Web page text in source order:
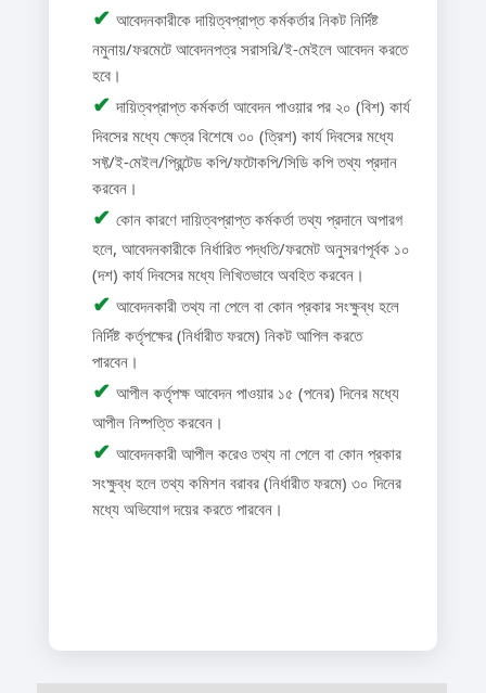
✔আবেদনকারীকে দায়িত্বপ্রাপ্ত কর্মকর্তার নিকট নির্দিষ্ট
নমুনায়/ফরমেটে আবেদনপত্র সরাসরি/ই-মেইলে আবেদন করতে
হবে।
✔দায়িত্বপ্রাপ্ত কর্মকর্তা আবেদন পাওয়ার পর ২০ (বিশ) কার্য
দিবসের মধ্যে ক্ষেত্র বিশেষে ৩০ (ত্রিশ) কার্য দিবসের মধ্যে
সফ্ট/ই-মেইল/প্রিন্টেড কপি/ফটোকপি/সিডি কপি তথ্য প্রদান
করবেন।
✔কোন কারণে দায়িত্বপ্রাপ্ত কর্মকর্তা তথ্য প্রদানে অপারগ
হলে, আবেদনকারীকে নির্ধারিত পদ্ধতি/ফরমেট অনুসরণপূর্বক ১০
(দশ) কার্য দিবসের মধ্যে লিখিতভাবে অবহিত করবেন।
✔আবেদনকারী তথ্য না পেলে বা কোন প্রকার সংক্ষুব্ধ হলে
নির্দিষ্ট কর্তৃপক্ষের (নির্ধারীত ফরমে) নিকট আপিল করতে
পারবেন।
✔আপীল কর্তৃপক্ষ আবেদন পাওয়ার ১৫ (পনের) দিনের মধ্যে
আপীল নিষ্পত্তি করবেন।
✔আবেদনকারী আপীল করেও তথ্য না পেলে বা কোন প্রকার
সংক্ষুব্ধ হলে তথ্য কমিশন বরাবর (নির্ধারীত ফরমে) ৩০ দিনের
মধ্যে অভিযোগ দয়ের করতে পারবেন।